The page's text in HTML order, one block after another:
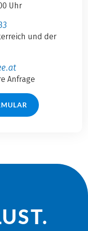
Uhr
und der
Anfrage